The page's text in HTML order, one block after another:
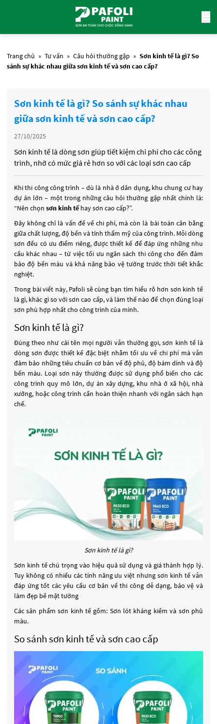
Trang chủ » Tư vấn » Câu hỏi thường gặp » Sơn kinh tế là gì? So
sánh sự khác nhau giữa sơn kinh tế và sơn cao cấp?
Sơn kinh tế là gì? So sánh sự khác nhau
giữa sơn kinh tế và sơn cao cấp?
27/10/2025
Sơn kinh tế là dòng sơn giúp tiết kiệm chi phí cho các công
trình, nhờ có mức giá rẻ hơn so với các loại sơn cao cấp
Khi thi công công trình – dù là nhà ở dân dụng, khu chung cư hay
dự án lớn – một trong những câu hỏi thường gặp nhất chính là:
“Nên chọn sơn kinh tếhay sơn cao cấp?”.
Đây không chỉ là vấn đề về chi phí, mà còn là bài toán cân bằng
giữa chất lượng, độ bền và tính thẩm mỹ của công trình. Mỗi dòng
sơn đều có ưu điểm riêng, được thiết kế để đáp ứng những nhu
cầu khác nhau – từ việc tối ưu ngân sách thi công cho đến đảm
bảo độ bền màu và khả năng bảo vệ tường trước thời tiết khắc
nghiệt.
Trong bài viết này, Pafoli sẽ cùng bạn tìm hiểu rõ hơn sơn kinh tế
là gì, khác gì so với sơn cao cấp, và làm thế nào để chọn đúng loại
sơn phù hợp nhất cho công trình của mình.
Sơn kinh tế là gì?
Đúng theo như cái tên mọi người vẫn thường gọi, sơn kinh tế là
dòng sơn được thiết kế đặc biệt nhằm tối ưu về chi phí mà vẫn
đảm bảo những tiêu chuẩn cơ bản về độ phủ, độ bám dính và độ
bền màu. Loại sơn này thường được sử dụng phổ biến cho các
công trình quy mô lớn, dự án xây dựng, khu nhà ở xã hội, nhà
xưởng, hoặc công trình cần hoàn thiện nhanh với ngân sách hạn
chế.
Sơn kinh tế là gì?
Sơn kinh tế chú trọng vào hiệu quả sử dụng và giá thành hợp lý.
Tuy không có nhiều các tính năng ưu việt nhưng sơn kinh tế vẫn
đáp ứng tốt các yêu cầu cơ bản về thi công dễ dạng, bảo vệ và
làm đẹp bề mặt tường
Các sản phẩm sơn kinh tế gồm: Sơn lót kháng kiềm và sơn phủ
màu.
So sánh sơn kinh tế và sơn cao cấp